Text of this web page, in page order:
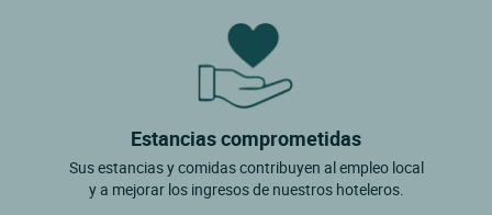
Estancias comprometidas
Sus estancias y comidas contribuyen al empleo local
y a mejorar los ingresos de nuestros hoteleros.